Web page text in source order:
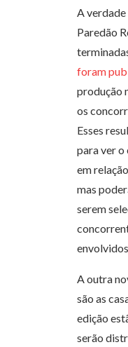
A verdade
Paredão
foram
produção
os
Esses
para ver o
em
mas
serem
A outra
são as
edição
serão